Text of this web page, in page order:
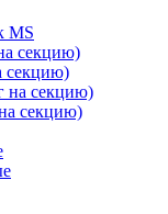
MS
секцию)
секцию)
на секцию)
секцию)